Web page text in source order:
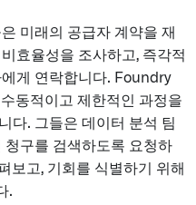
미래의 공급자 계약을 재
효율성을 조사하고, 즉각적
게 연락합니다. Foundry
동적이고 제한적인 과정을
다. 그들은 데이터 분석 팀
청구를 검색하도록 요청하
보고, 기회를 식별하기 위해
.